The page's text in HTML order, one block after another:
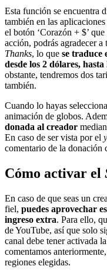
Esta función se encuentra
también en las
el botón ‘Corazón + $’
acción, podrás agradecer
Thanks, lo que se traduce
desde los 2 dólares,
obstante, tendremos dos
también.
Cuando lo hayas
animación de globos.
donada al creador
En caso de ser vista por el
comentario de la donación
Cómo activar el
En caso de que seas un
fiel, puedes aprovechar
ingreso extra. Para ello,
de YouTube, así que solo
canal debe tener activada
comentamos
regiones elegidas.